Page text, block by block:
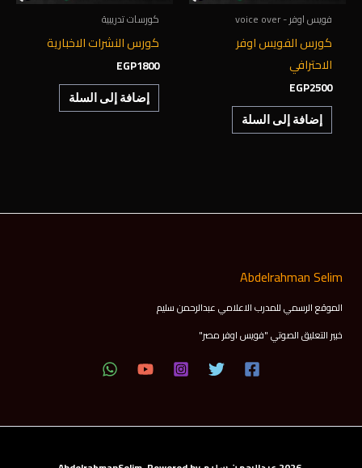
فويس اوفر - voice over
كورس الفويس اوفر
الاحترافي
EGP2500
إضافة إلى السلة
كورسات تدريبية
كورس النشرات الاخبارية
EGP1800
إضافة إلى السلة
Abdelrahman Selim
الموقع الرسمي للمدرب الاعلامي عبدالرحمن سليم
خبير التعليق الصوتي "فويس اوفر مصر"